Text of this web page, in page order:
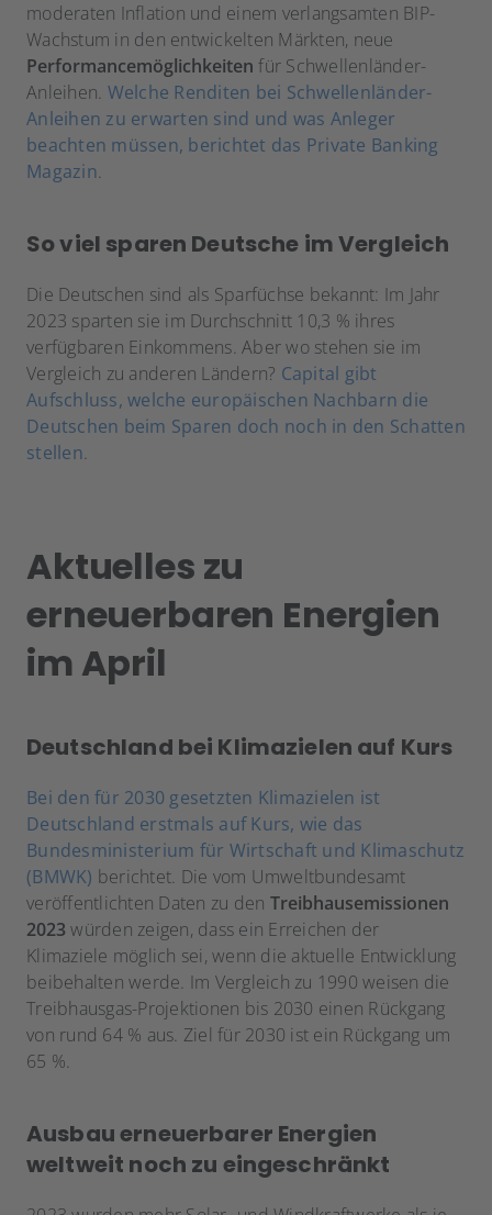
moderaten Inflation und einem verlangsamten BIP-
Wachstum in den entwickelten Märkten, neue
Performancemöglichkeiten für Schwellenländer-
Anleihen. Welche Renditen bei Schwellenländer-
Anleihen zu erwarten sind und was Anleger
beachten müssen, berichtet das Private Banking
Magazin.
So viel sparen Deutsche im Vergleich
Die Deutschen sind als Sparfüchse bekannt: Im Jahr
2023 sparten sie im Durchschnitt 10,3 % ihres
verfügbaren Einkommens. Aber wo stehen sie im
Vergleich zu anderen Ländern? Capital gibt
Aufschluss, welche europäischen Nachbarn die
Deutschen beim Sparen doch noch in den Schatten
stellen.
Aktuelles zu
erneuerbaren Energien
im April
Deutschland bei Klimazielen auf Kurs
Bei den für 2030 gesetzten Klimazielen ist
Deutschland erstmals auf Kurs, wie das
Bundesministerium für Wirtschaft und Klimaschutz
(BMWK) berichtet. Die vom Umweltbundesamt
veröffentlichten Daten zu den Treibhausemissionen
2023 würden zeigen, dass ein Erreichen der
Klimaziele möglich sei, wenn die aktuelle Entwicklung
beibehalten werde. Im Vergleich zu 1990 weisen die
Treibhausgas-Projektionen bis 2030 einen Rückgang
von rund 64 % aus. Ziel für 2030 ist ein Rückgang um
65 %.
Ausbau erneuerbarer Energien
weltweit noch zu eingeschränkt